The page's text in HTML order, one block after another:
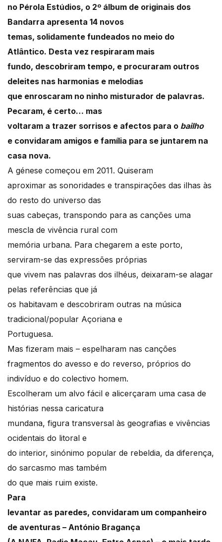
no Pérola Estúdios, o 2º álbum de originais dos
Bandarra apresenta 14 novos
temas, solidamente fundeados no meio do
Atlântico. Desta vez respiraram mais
fundo, descobriram tempo, e procuraram outros
deleites nas harmonias e melodias
que enroscaram no ninho misturador de palavras.
Pecaram, é certo… mas
voltaram a trazer sorrisos e afectos para o bailho
e convidaram amigos e família para se juntarem na
casa nova.
A génese começou em 2011. Quiseram
aproximar as sonoridades e transpirações das ilhas às
do resto do universo das
suas cabeças, transpondo para as canções uma
mescla de vivência rural com
memória urbana. Para chegarem a este porto,
serviram-se das expressões próprias
que vivem nas palavras dos ilhéus, deixaram-se alagar
pelas referências que já
os habitavam e descobriram outras na música
tradicional/popular Açoriana e
Portuguesa.
Mas fizeram mais – espelharam nas canções
fragmentos do avesso e do reverso, próprios do
indivíduo e do colectivo homem.
Escolheram um alvo fácil e alicerçaram uma casa de
histórias nessa caricatura
mundana, figura transversal às geografias e vivências
ocidentais do litoral e
do interior, sinónimo popular de rebeldia, da diferença,
do sarcasmo mas também
do que mais ruim existe.
Para
levantar as paredes, convidaram um companheiro
de aventuras – António Bragança